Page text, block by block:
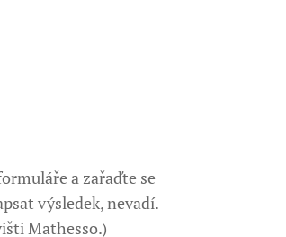
a zařaďte se
výsledek, nevadí.
Mathesso.)